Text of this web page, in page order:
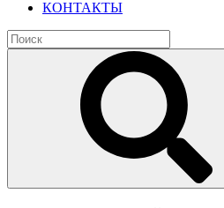
КОНТАКТЫ